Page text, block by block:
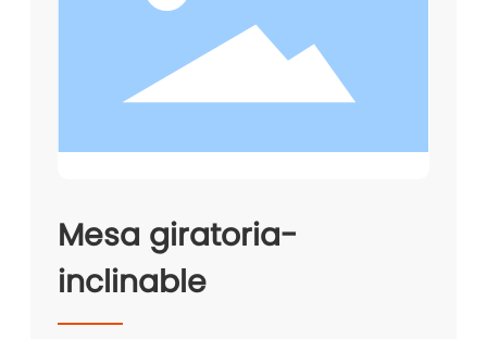
Mesa giratoria-
inclinable